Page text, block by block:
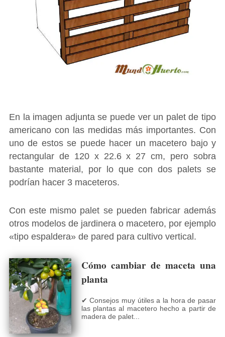
En la imagen adjunta se puede ver un palet de tipo
americano con las medidas más importantes. Con
uno de estos se puede hacer un macetero bajo y
rectangular de 120 x 22.6 x 27 cm, pero sobra
bastante material, por lo que con dos palets se
podrían hacer 3 maceteros.
Con este mismo palet se pueden fabricar además
otros modelos de jardinera o macetero, por ejemplo
«tipo espaldera» de pared para cultivo vertical.
Cómo cambiar de maceta una
planta
✔ Consejos muy útiles a la hora de pasar
las plantas al macetero hecho a partir de
madera de palet...